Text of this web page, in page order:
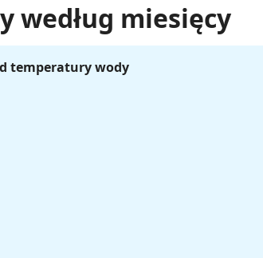
według miesięcy
temperatury wody